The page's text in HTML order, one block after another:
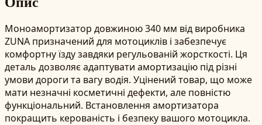
Моноамортизатор довжиною 340 мм від виробника
ZUNA призначений для мотоциклів і забезпечує
комфортну їзду завдяки регульованій жорсткості. Ця
деталь дозволяє адаптувати амортизацію під різні
умови дороги та вагу водія. Уцінений товар, що може
мати незначні косметичні дефекти, але повністю
функціональний. Встановлення амортизатора
покращить керованість і безпеку вашого мотоцикла.